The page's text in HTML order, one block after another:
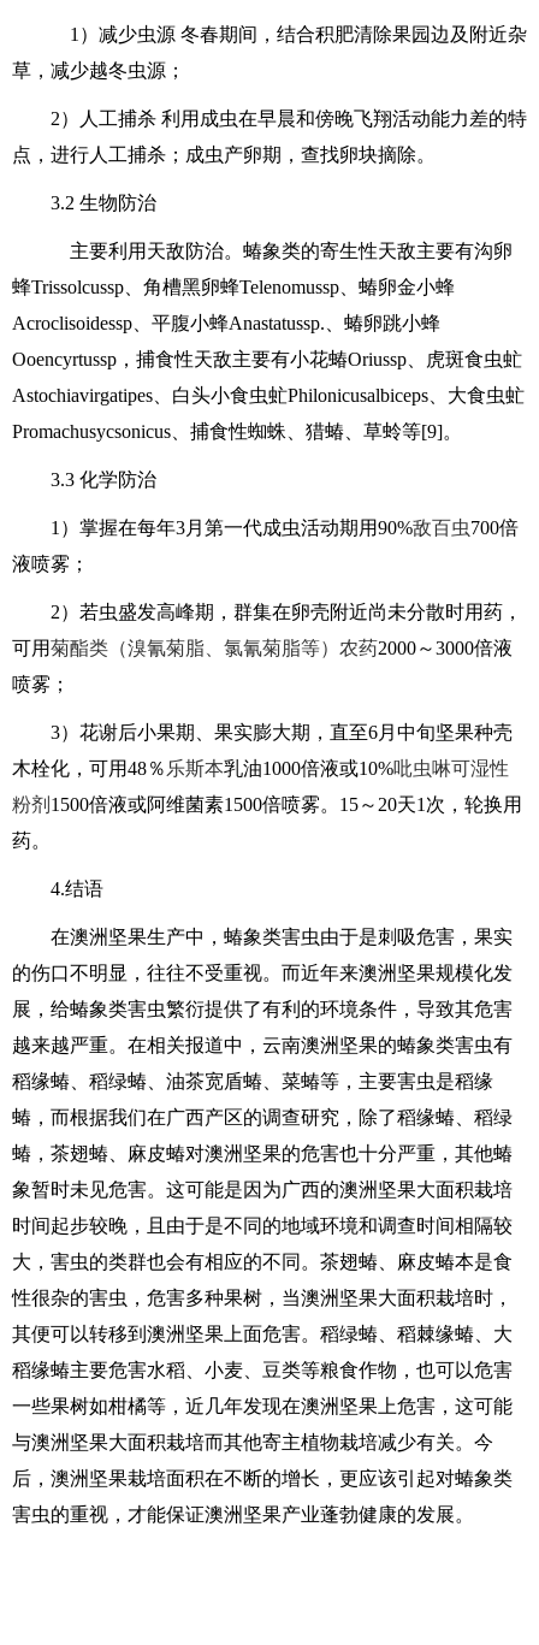
1）减少虫源 冬春期间，结合积肥清除果园边及附近杂
草，减少越冬虫源；
2）人工捕杀 利用成虫在早晨和傍晚飞翔活动能力差的特
点，进行人工捕杀；成虫产卵期，查找卵块摘除。
3.2 生物防治
主要利用天敌防治。蝽象类的寄生性天敌主要有沟卵
蜂Trissolcussp、角槽黑卵蜂Telenomussp、蝽卵金小蜂
Acroclisoidessp、平腹小蜂Anastatussp.、蝽卵跳小蜂
Ooencyrtussp，捕食性天敌主要有小花蝽Oriussp、虎斑食虫虻
Astochiavirgatipes、白头小食虫虻Philonicusalbiceps、大食虫虻
Promachusycsonicus、捕食性蜘蛛、猎蝽、草蛉等[9]。
3.3 化学防治
1）掌握在每年3月第一代成虫活动期用90%敌百虫700倍
液喷雾；
2）若虫盛发高峰期，群集在卵壳附近尚未分散时用药，
可用菊酯类（溴氰菊脂、氯氰菊脂等）农药2000～3000倍液
喷雾；
3）花谢后小果期、果实膨大期，直至6月中旬坚果种壳
木栓化，可用48％ 乐斯本乳油1000倍液或10%吡虫啉可湿性
粉剂 1500倍液或阿维菌素1500倍喷雾。15～20天1次，轮换用
药。
4.结语
在澳洲坚果生产中，蝽象类害虫由于是刺吸危害，果实
的伤口不明显，往往不受重视。而近年来澳洲坚果规模化发
展，给蝽象类害虫繁衍提供了有利的环境条件，导致其危害
越来越严重。在相关报道中，云南澳洲坚果的蝽象类害虫有
稻缘蝽、稻绿蝽、油茶宽盾蝽、菜蝽等，主要害虫是稻缘
蝽，而根据我们在广西产区的调查研究，除了稻缘蝽、稻绿
蝽，茶翅蝽、麻皮蝽对澳洲坚果的危害也十分严重，其他蝽
象暂时未见危害。这可能是因为广西的澳洲坚果大面积栽培
时间起步较晚，且由于是不同的地域环境和调查时间相隔较
大，害虫的类群也会有相应的不同。茶翅蝽、麻皮蝽本是食
性很杂的害虫，危害多种果树，当澳洲坚果大面积栽培时，
其便可以转移到澳洲坚果上面危害。稻绿蝽、稻棘缘蝽、大
稻缘蝽主要危害水稻、小麦、豆类等粮食作物，也可以危害
一些果树如柑橘等，近几年发现在澳洲坚果上危害，这可能
与澳洲坚果大面积栽培而其他寄主植物栽培减少有关。今
后，澳洲坚果栽培面积在不断的增长，更应该引起对蝽象类
害虫的重视，才能保证澳洲坚果产业蓬勃健康的发展。